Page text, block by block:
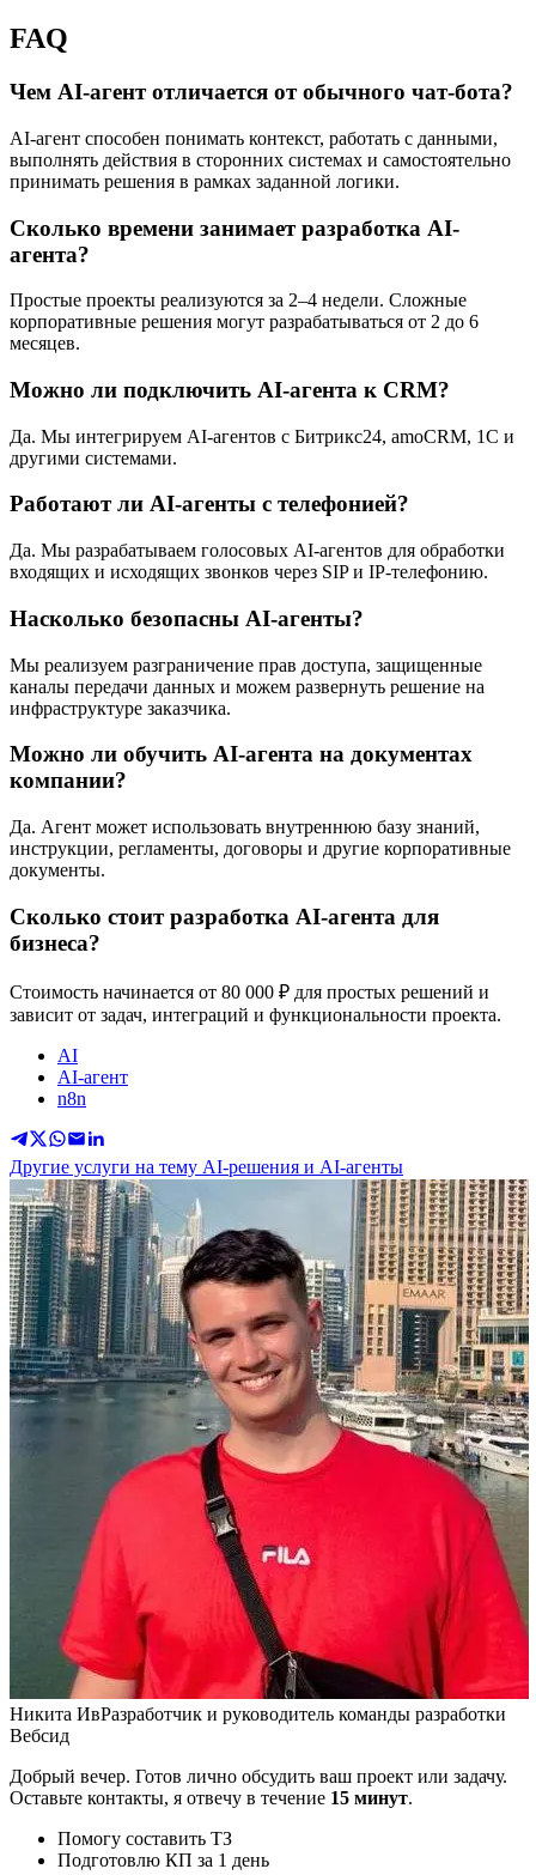
FAQ
Чем AI-агент отличается от обычного чат-бота?
AI-агент способен понимать контекст, работать с данными,
выполнять действия в сторонних системах и самостоятельно
принимать решения в рамках заданной логики.
Сколько времени занимает разработка AI-
агента?
Простые проекты реализуются за 2–4 недели. Сложные
корпоративные решения могут разрабатываться от 2 до 6
месяцев.
Можно ли подключить AI-агента к CRM?
Да. Мы интегрируем AI-агентов с Битрикс24, amoCRM, 1С и
другими системами.
Работают ли AI-агенты с телефонией?
Да. Мы разрабатываем голосовых AI-агентов для обработки
входящих и исходящих звонков через SIP и IP-телефонию.
Насколько безопасны AI-агенты?
Мы реализуем разграничение прав доступа, защищенные
каналы передачи данных и можем развернуть решение на
инфраструктуре заказчика.
Можно ли обучить AI-агента на документах
компании?
Да. Агент может использовать внутреннюю базу знаний,
инструкции, регламенты, договоры и другие корпоративные
документы.
Сколько стоит разработка AI-агента для
бизнеса?
Стоимость начинается от 80 000 ₽ для простых решений и
зависит от задач, интеграций и функциональности проекта.
AI
AI-агент
n8n
Другие услуги на тему AI-решения и AI-агенты
Никита ИвРазработчик и руководитель команды разработки
Вебсид
Добрый вечер. Готов лично обсудить ваш проект или задачу.
Оставьте контакты, я отвечу в течение 15 минут.
Помогу составить ТЗ
Подготовлю КП за 1 день